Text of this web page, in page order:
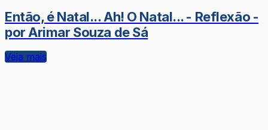
Então, é Natal... Ah! O Natal... - Reflexão -
por Arimar Souza de Sá
Veja mais